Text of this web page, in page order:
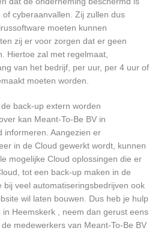
cyberaanvallen. Zij zullen dus
moeten kunnen
zij er voor zorgen dat er geen
Hiertoe zal met regelmaat,
van het bedrijf, per uur, per 4 uur of
moeten worden.
back-up extern worden
kan Meant-To-Be BV in
informeren. Aangezien er
in de Cloud gewerkt wordt, kunnen
mogelijke Cloud oplossingen die er
tot een back-up maken in de
bij veel automatiseringsbedrijven ook
wil laten bouwen. Dus heb je hulp
Heemskerk , neem dan gerust eens
medewerkers van Meant-To-Be BV